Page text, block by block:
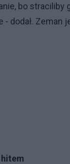
bo straciliby
dodał. Zeman